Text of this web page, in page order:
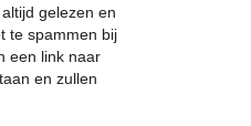
gelezen en
te spammen bij
een link naar
en zullen